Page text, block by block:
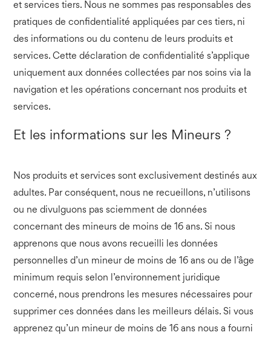
et services tiers. Nous ne sommes pas responsables des
pratiques de confidentialité appliquées par ces tiers, ni
des informations ou du contenu de leurs produits et
services. Cette déclaration de confidentialité s’applique
uniquement aux données collectées par nos soins via la
navigation et les opérations concernant nos produits et
services.
Et les informations sur les Mineurs ?
Nos produits et services sont exclusivement destinés aux
adultes. Par conséquent, nous ne recueillons, n’utilisons
ou ne divulguons pas sciemment de données
concernant des mineurs de moins de 16 ans. Si nous
apprenons que nous avons recueilli les données
personnelles d’un mineur de moins de 16 ans ou de l’âge
minimum requis selon l’environnement juridique
concerné, nous prendrons les mesures nécessaires pour
supprimer ces données dans les meilleurs délais. Si vous
apprenez qu’un mineur de moins de 16 ans nous a fourni